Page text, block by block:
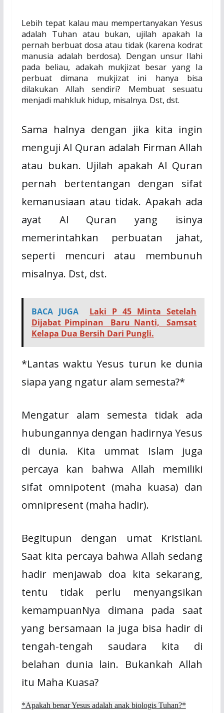
Lebih tepat kalau mau mempertanyakan Yesus
adalah Tuhan atau bukan, ujilah apakah Ia
pernah berbuat dosa atau tidak (karena kodrat
manusia adalah berdosa). Dengan unsur Ilahi
pada beliau, adakah mukjizat besar yang Ia
perbuat dimana mukjizat ini hanya bisa
dilakukan Allah sendiri? Membuat sesuatu
menjadi mahkluk hidup, misalnya. Dst, dst.
Sama halnya dengan jika kita ingin
menguji Al Quran adalah Firman Allah
atau bukan. Ujilah apakah Al Quran
pernah bertentangan dengan sifat
kemanusiaan atau tidak. Apakah ada
ayat Al Quran yang isinya
memerintahkan perbuatan jahat,
seperti mencuri atau membunuh
misalnya. Dst, dst.
BACA JUGA
Laki P 45 Minta Setelah
Dijabat Pimpinan Baru Nanti, Samsat
Kelapa Dua Bersih Dari Pungli.
*Lantas waktu Yesus turun ke dunia
siapa yang ngatur alam semesta?*
Mengatur alam semesta tidak ada
hubungannya dengan hadirnya Yesus
di dunia. Kita ummat Islam juga
percaya kan bahwa Allah memiliki
sifat omnipotent (maha kuasa) dan
omnipresent (maha hadir).
Begitupun dengan umat Kristiani.
Saat kita percaya bahwa Allah sedang
hadir menjawab doa kita sekarang,
tentu tidak perlu menyangsikan
kemampuanNya dimana pada saat
yang bersamaan Ia juga bisa hadir di
tengah-tengah saudara kita di
belahan dunia lain. Bukankah Allah
itu Maha Kuasa?
*Apakah benar Yesus adalah anak biologis Tuhan?*